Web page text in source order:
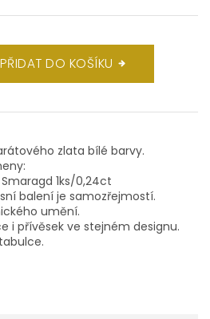
PŘIDAT DO KOŠÍKU
zlata bílé barvy.
1ks/0,24ct
balení je samozřejmostí.
umění.
i přívěsek ve stejném designu.